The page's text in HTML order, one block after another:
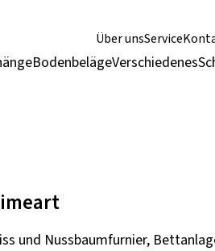
Über unsService
BodenbelägeVerschiedenes
und Nussbaumfurnier,